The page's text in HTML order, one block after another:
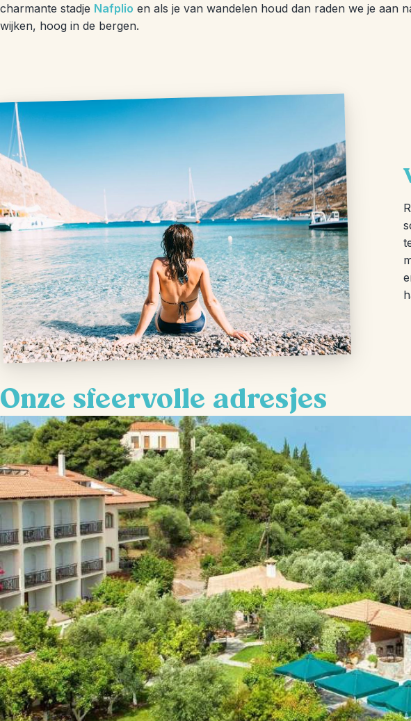
charmante stadje Nafplio en als je van wandelen houd dan raden we je aan
wijken, hoog in de bergen.
Onze sfeervolle adresjes